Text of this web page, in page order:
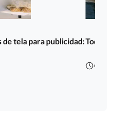
de tela para publicidad:Todo lo
4 min